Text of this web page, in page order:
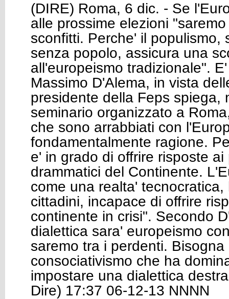
(DIRE) Roma, 6 dic. - Se
alle prossime elezioni
sconfitti. Perche' il populismo,
senza popolo, assicura una
all'europeismo tradizionale".
Massimo D'Alema, in vista
presidente della Feps spiega,
seminario organizzato a
che sono arrabbiati con
fondamentalmente ragione.
e' in grado di offrire risposte ai
drammatici del Continente.
come una realta' tecnocratica,
cittadini, incapace di offrire
continente in crisi". Secondo
dialettica sara' europeismo
saremo tra i perdenti. Bisogna
consociativismo che ha
impostare una dialettica
Dire) 17:37 06-12-13 NNNN